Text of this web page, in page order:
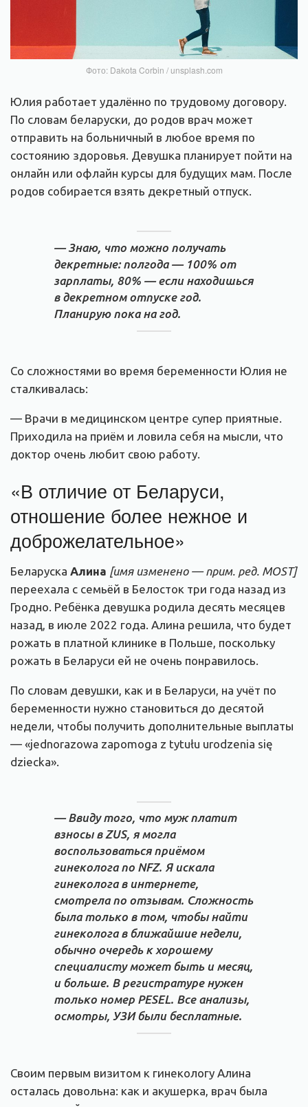
Фото: Dakota Corbin / unsplash.com
Юлия работает удалённо по трудовому договору.
По словам беларуски, до родов врач может
отправить на больничный в любое время по
состоянию здоровья. Девушка планирует пойти на
онлайн или офлайн курсы для будущих мам. После
родов собирается взять декретный отпуск.
— Знаю, что можно получать
декретные: полгода — 100% от
зарплаты, 80% — если находишься
в декретном отпуске год.
Планирую пока на год.
Со сложностями во время беременности Юлия не
сталкивалась:
— Врачи в медицинском центре супер приятные.
Приходила на приём и ловила себя на мысли, что
доктор очень любит свою работу.
«В отличие от Беларуси,
отношение более нежное и
доброжелательное»
Беларуска Алина [имя изменено — прим. ред. MOST]
переехала с семьёй в Белосток три года назад из
Гродно. Ребёнка девушка родила десять месяцев
назад, в июле 2022 года. Алина решила, что будет
рожать в платной клинике в Польше, поскольку
рожать в Беларуси ей не очень понравилось.
По словам девушки, как и в Беларуси, на учёт по
беременности нужно становиться до десятой
недели, чтобы получить дополнительные выплаты
— «jednorazowa zapomoga z tytułu urodzenia się
dziecka».
— Ввиду того, что муж платит
взносы в ZUS, я могла
воспользоваться приёмом
гинеколога по NFZ. Я искала
гинеколога в интернете,
смотрела по отзывам. Сложность
была только в том, чтобы найти
гинеколога в ближайшие недели,
обычно очередь к хорошему
специалисту может быть и месяц,
и больше. B регистратуре нужен
только номер PESEL. Все анализы,
осмотры, УЗИ были бесплатные.
Своим первым визитом к гинекологу Алина
осталась довольна: как и акушерка, врач была